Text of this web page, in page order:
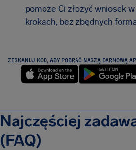
pomoże Ci złożyć wniosek
krokach, bez zbędnych
ZESKANUJ KOD, ABY POBRAĆ NASZĄ DARMOWĄ
Najczęściej
(FAQ)